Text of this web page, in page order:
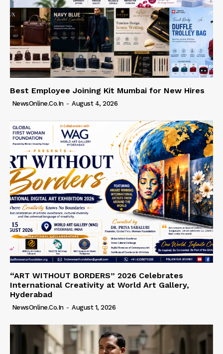
Best Employee Joining Kit Mumbai for New Hires
NewsOnline.co.in - August 4, 2026
“ART WITHOUT BORDERS” 2026 Celebrates
International Creativity at World Art Gallery,
Hyderabad
NewsOnline.co.in - August 1, 2026